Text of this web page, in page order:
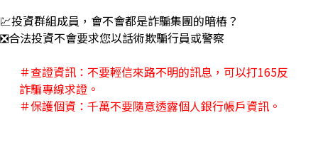
💹投資群組成員，會不會都是詐騙集團的暗樁？
❎合法投資不會要求您以話術欺騙行員或警察
＃查證資訊：不要輕信來路不明的訊息，可以打165反
詐騙專線求證。
＃保護個資：千萬不要隨意透露個人銀行帳戶資訊。